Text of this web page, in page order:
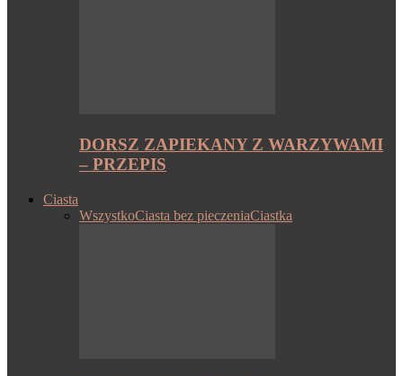
DORSZ ZAPIEKANY Z WARZYWAMI
– PRZEPIS
Ciasta
WszystkoCiasta bez pieczeniaCiastka